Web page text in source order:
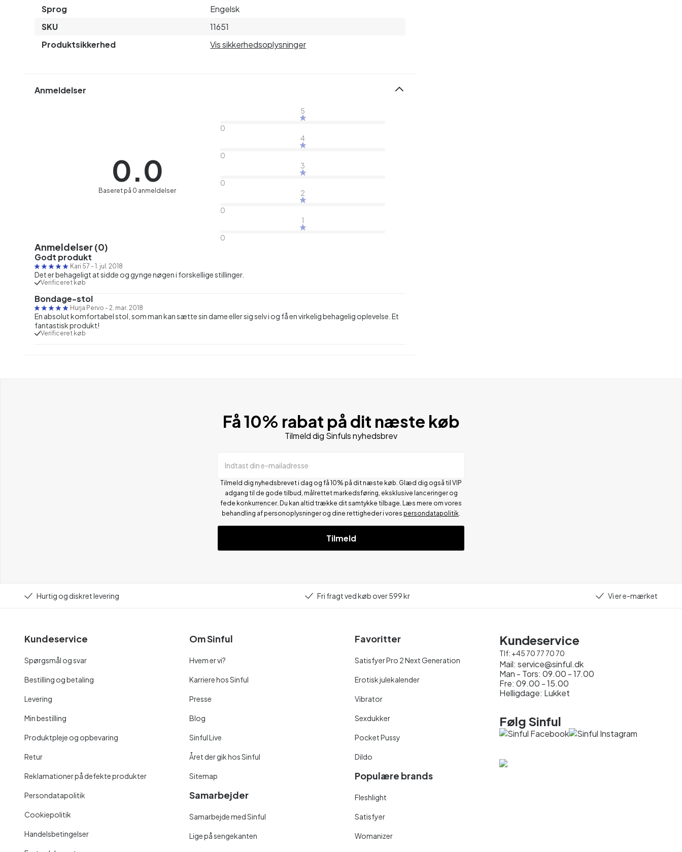
Sprog
Engelsk
SKU
11651
Produktsikkerhed
Vis sikkerhedsoplysninger
Anmeldelser
0.0
Baseret på 0 anmeldelser
5
0
4
0
3
0
2
0
1
0
Anmeldelser (0)
Godt produkt
Kari 57 - 1. jul. 2018
Det er behageligt at sidde og gynge nøgen i forskellige stillinger.
Verificeret køb
Bondage-stol
Hurja Pervo - 2. mar. 2018
En absolut komfortabel stol, som man kan sætte sin dame eller sig selv i og få en virkelig behagelig oplevelse. Et
fantastisk produkt!
Verificeret køb
Få 10% rabat på dit næste køb
Tilmeld dig Sinfuls nyhedsbrev
Indtast din e-mailadresse
Tilmeld dig nyhedsbrevet i dag og få 10% på dit næste køb. Glæd dig også til VIP
adgang til de gode tilbud, målrettet markedsføring, eksklusive lanceringer og
fede konkurrencer. Du kan altid trække dit samtykke tilbage. Læs mere om vores
behandling af personoplysninger og dine rettigheder i vores persondatapolitik
Tilmeld
Hurtig og diskret levering Fri fragt ved køb over 599 kr Vi er e-mærket
Kundeservice
Spørgsmål og svar
Bestilling og betaling
Levering
Min bestilling
Produktpleje og opbevaring
Retur
Reklamationer på defekte produkter
Persondatapolitik
Cookiepolitik
Handelsbetingelser
Om Sinful
Hvem er vi?
Karriere hos Sinful
Presse
Blog
Sinful Live
Året der gik hos Sinful
Sitemap
Samarbejder
Samarbejde med Sinful
Lige på sengekanten
Favoritter
Satisfyer Pro 2 Next Generation
Erotisk julekalender
Vibrator
Sexdukker
Pocket Pussy
Dildo
Populære brands
Fleshlight
Satisfyer
Womanizer
Kundeservice
Tlf: +45 70 77 70 70
Mail: service@sinful.dk
Man - Tors: 09.00 - 17.00
Fre: 09.00 - 15.00
Helligdage: Lukket
Følg Sinful